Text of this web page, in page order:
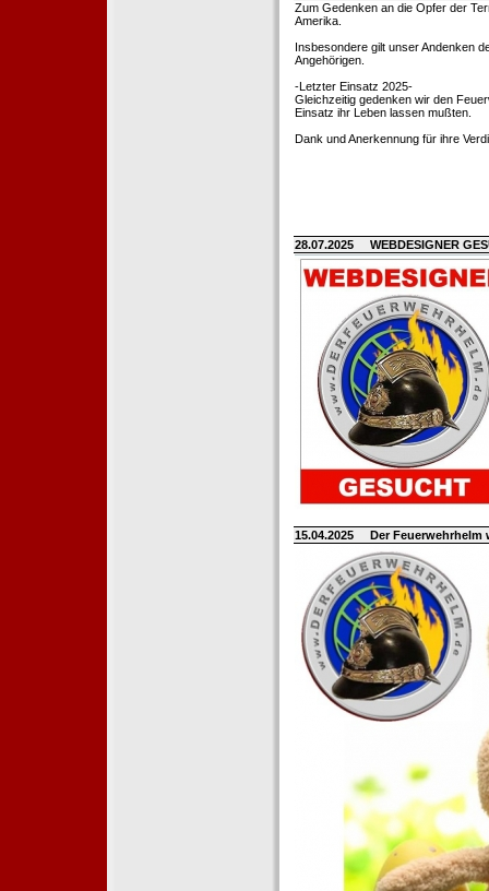
Zum Gedenken an die Opfer der
Amerika.
Insbesondere gilt unser Andenken
Angehörigen.
-Letzter Einsatz 2025-
Gleichzeitig gedenken wir den
Einsatz ihr Leben lassen mußten.
Dank und Anerkennung für ihre
28.07.2025 WEBDESIGNER
15.04.2025 Der